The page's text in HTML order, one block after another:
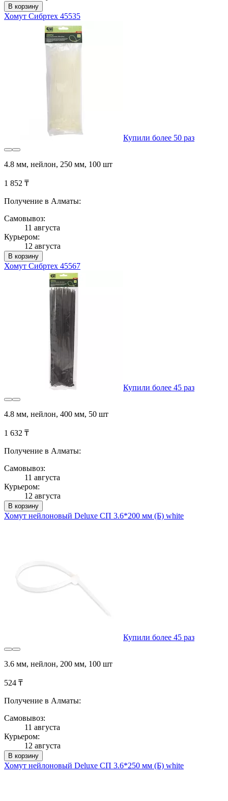
В корзину
Хомут Сибртех 45535
Купили более 50 раз
4.8 мм, нейлон, 250 мм, 100 шт
1 852 ₸
Получение в Алматы:
Самовывоз:
11 августа
Курьером:
12 августа
В корзину
Хомут Сибртех 45567
Купили более 45 раз
4.8 мм, нейлон, 400 мм, 50 шт
1 632 ₸
Получение в Алматы:
Самовывоз:
11 августа
Курьером:
12 августа
В корзину
Хомут нейлоновый Deluxe СП 3.6*200 мм (Б) white
Купили более 45 раз
3.6 мм, нейлон, 200 мм, 100 шт
524 ₸
Получение в Алматы:
Самовывоз:
11 августа
Курьером:
12 августа
В корзину
Хомут нейлоновый Deluxe СП 3.6*250 мм (Б) white